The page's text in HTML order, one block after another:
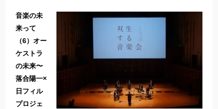
音楽の未
来って
（6）オー
ケストラ
の未来〜
落合陽一×
日フィル
プロジェ